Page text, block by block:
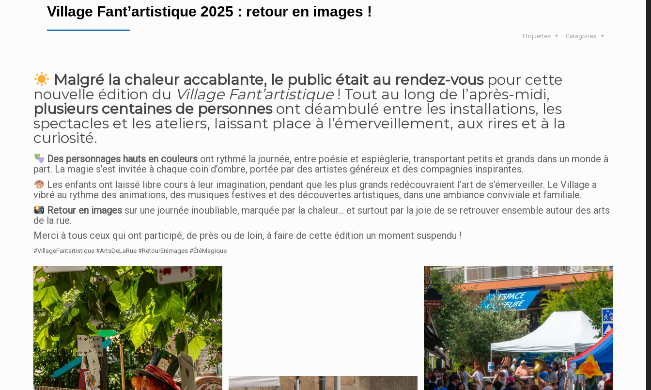
Village Fant’artistique 2025 : retour en images !
Catégories
Etiquettes
Malgré la chaleur accablante, le public était au rendez-vouspour cette
nouvelle édition du Village Fant’artistique! Tout au long de l’après-midi,
plusieurs centaines de personnesont déambulé entre les installations, les
spectacles et les ateliers, laissant place à l’émerveillement, aux rires et à la
curiosité.
Des personnages hauts en couleursont rythmé la journée, entre poésie et espièglerie, transportant petits et grands dans un monde à
part. La magie s’est invitée à chaque coin d’ombre, portée par des artistes généreux et des compagnies inspirantes.
Les enfants ont laissé libre cours à leur imagination, pendant que les plus grands redécouvraient l’art de s’émerveiller. Le Village a
vibré au rythme des animations, des musiques festives et des découvertes artistiques, dans une ambiance conviviale et familiale.
Retour en imagessur une journée inoubliable, marquée par la chaleur… et surtout par la joie de se retrouver ensemble autour des arts
de la rue.
Merci à tous ceux qui ont participé, de près ou de loin, à faire de cette édition un moment suspendu !
#VillageFantartistique #ArtsDeLaRue #RetourEnImages #ÉtéMagique